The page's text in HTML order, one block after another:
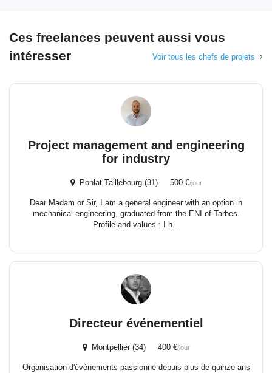
Ces freelances peuvent aussi vous
intéresser
Voir tous les chefs de projets
Project management and engineering
for industry
Ponlat-Taillebourg (31) 500 €/jour
Dear Madam or Sir, I am a general engineer with an option in
mechanical engineering, graduated from the ENI of Tarbes.
Profile and values : I h...
Directeur événementiel
Montpellier (34) 400 €/jour
Organisation d'événements passionné depuis plus de quinze ans